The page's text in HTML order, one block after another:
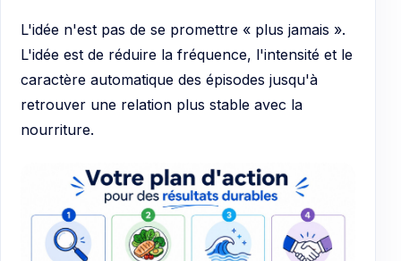
L'idée n'est pas de se promettre « plus jamais ».
L'idée est de réduire la fréquence, l'intensité et le
caractère automatique des épisodes jusqu'à
retrouver une relation plus stable avec la
nourriture.